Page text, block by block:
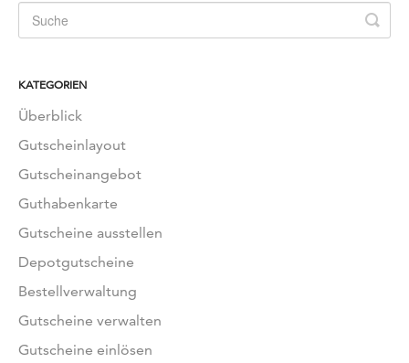
KATEGORIEN
Überblick
Gutscheinlayout
Gutscheinangebot
Guthabenkarte
Gutscheine ausstellen
Depotgutscheine
Bestellverwaltung
Gutscheine verwalten
Gutscheine einlösen